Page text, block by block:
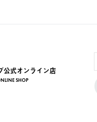
公式オンライン店
SHOP